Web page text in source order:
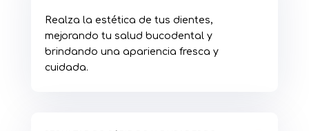
Realza la estética de tus dientes,
mejorando tu salud bucodental y
brindando una apariencia fresca y
cuidada.